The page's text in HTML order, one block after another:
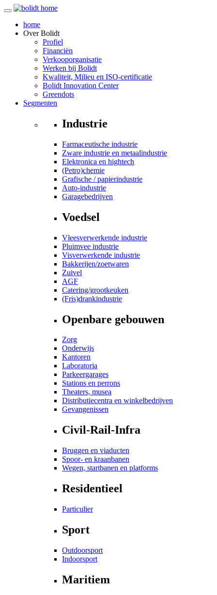
home
OverBolidt
Profiel
Financiën
Verkooporganisatie
Werken bij Bolidt
Kwaliteit, Milieu en ISO-certificatie
Bolidt Innovation Center
Greendots
Segmenten
Industrie
Farmaceutische industrie
Zware industrie en metaalindustrie
Elektronica en hightech
(Petro)chemie
Grafische / papierindustrie
Auto-industrie
Garagebedrijven
Voedsel
Vleesverwerkende industrie
Pluimvee industrie
Visverwerkende industrie
Bakkerijen/zoetwaren
Zuivel
AGF
Catering/grootkeuken
(Fris)drankindustrie
Openbare gebouwen
Zorg
Onderwijs
Kantoren
Laboratoria
Parkeergarages
Stations en perrons
Theaters, musea
Distributiecentra en winkelbedrijven
Gevangenissen
Civil-Rail-Infra
Bruggen en viaducten
Spoor- en kraanbanen
Wegen, startbanen en platforms
Residentieel
Particulier
Sport
Outdoorsport
Indoorsport
Maritiem